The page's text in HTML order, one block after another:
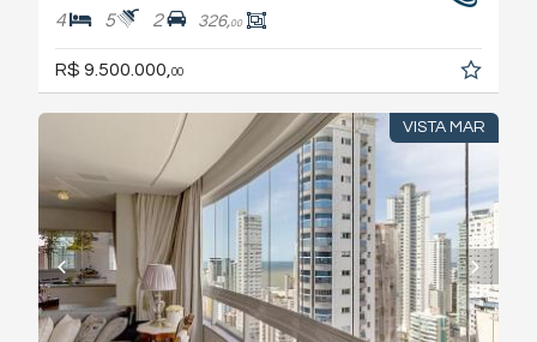
4 5 2 326,00
R$ 9.500.000,00
VISTA MAR